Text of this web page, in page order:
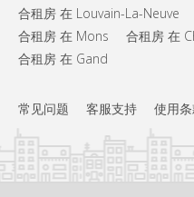
合租房 在 Louvain-La-Neuve
合租房 在 Mons
合租房 在
合租房 在 Gand
常见问题 客服支持 使用